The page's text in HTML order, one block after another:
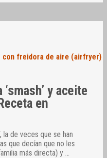
con freidora de aire (airfryer)
y aceite
en
la de veces que se han
que decían que no les
más directa) y